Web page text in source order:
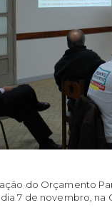
do Orçamento
7 de novembro, na